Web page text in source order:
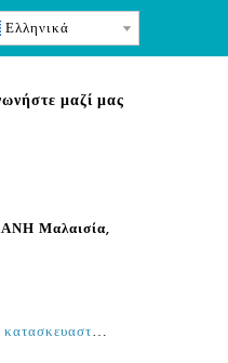
Ελληνικά
μαζί μας
Μαλαισία,
Οι καλύτερες 10 κορυφαίες εταιρείες διανομέα νερού και αφρώδεις μάρκες κατασκευαστών νερού στις Ηνωμένες Πολιτείες